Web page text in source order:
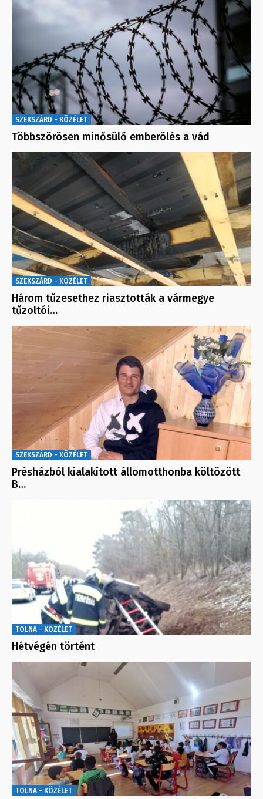
SZEKSZÁRD - KÖZÉLET
Többszörösen minősülő emberölés a vád
SZEKSZÁRD - KÖZÉLET
Három tűzesethez riasztották a vármegye
tűzoltói…
SZEKSZÁRD - KÖZÉLET
Présházból kialakított állomotthonba költözött
B…
TOLNA - KÖZÉLET
Hétvégén történt
TOLNA - KÖZÉLET